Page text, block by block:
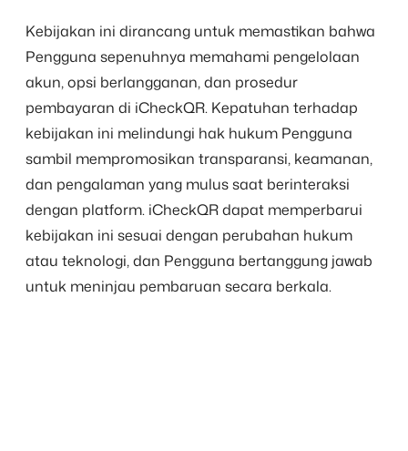
Kebijakan ini dirancang untuk memastikan bahwa
Pengguna sepenuhnya memahami pengelolaan
akun, opsi berlangganan, dan prosedur
pembayaran di iCheckQR. Kepatuhan terhadap
kebijakan ini melindungi hak hukum Pengguna
sambil mempromosikan transparansi, keamanan,
dan pengalaman yang mulus saat berinteraksi
dengan platform. iCheckQR dapat memperbarui
kebijakan ini sesuai dengan perubahan hukum
atau teknologi, dan Pengguna bertanggung jawab
untuk meninjau pembaruan secara berkala.